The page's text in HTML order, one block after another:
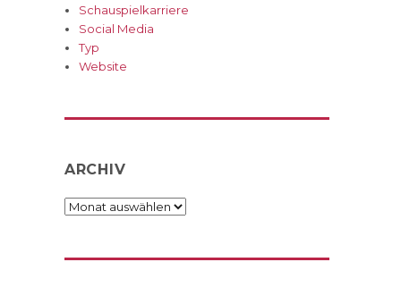
Schauspielkarriere
Social Media
Typ
Website
ARCHIV
Archiv